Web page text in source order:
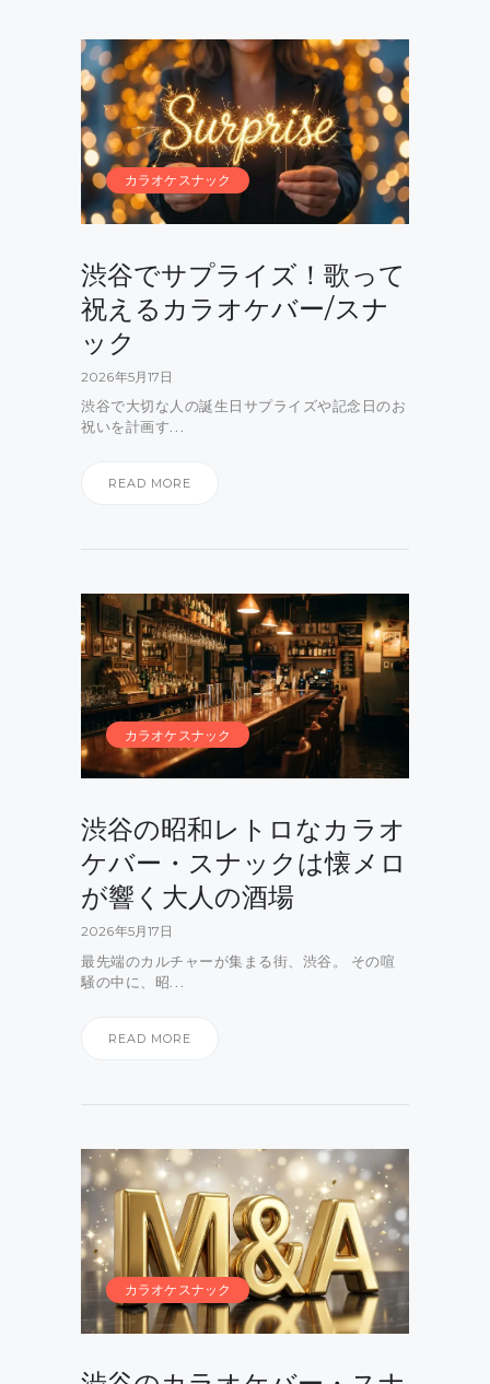
カラオケスナック
渋谷でサプライズ！歌って
祝えるカラオケバー/スナ
ック
2026年5月17日
渋谷で大切な人の誕生日サプライズや記念日のお
祝いを計画す…
READ MORE
カラオケスナック
渋谷の昭和レトロなカラオ
ケバー・スナックは懐メロ
が響く大人の酒場
2026年5月17日
最先端のカルチャーが集まる街、渋谷。 その喧
騒の中に、昭…
READ MORE
カラオケスナック